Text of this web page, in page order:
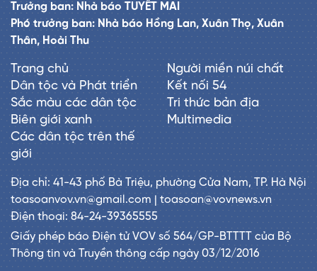
Trưởng ban: Nhà báo TUYẾT MAI
Phó trưởng ban: Nhà báo Hồng Lan, Xuân Thọ, Xuân
Thân, Hoài Thu
Trang chủ
Dân tộc và Phát triển
Sắc màu các dân tộc
Biên giới xanh
Các dân tộc trên thế
giới
Người miền núi chất
Kết nối 54
Tri thức bản địa
Multimedia
Địa chỉ: 41-43 phố Bà Triệu, phường Cửa Nam, TP. Hà Nội
toasoanvov.vn@gmail.com | toasoan@vovnews.vn
Điện thoại: 84-24-39365555
Giấy phép báo Điện tử VOV số 564/GP-BTTTT của Bộ
Thông tin và Truyền thông cấp ngày 03/12/2016